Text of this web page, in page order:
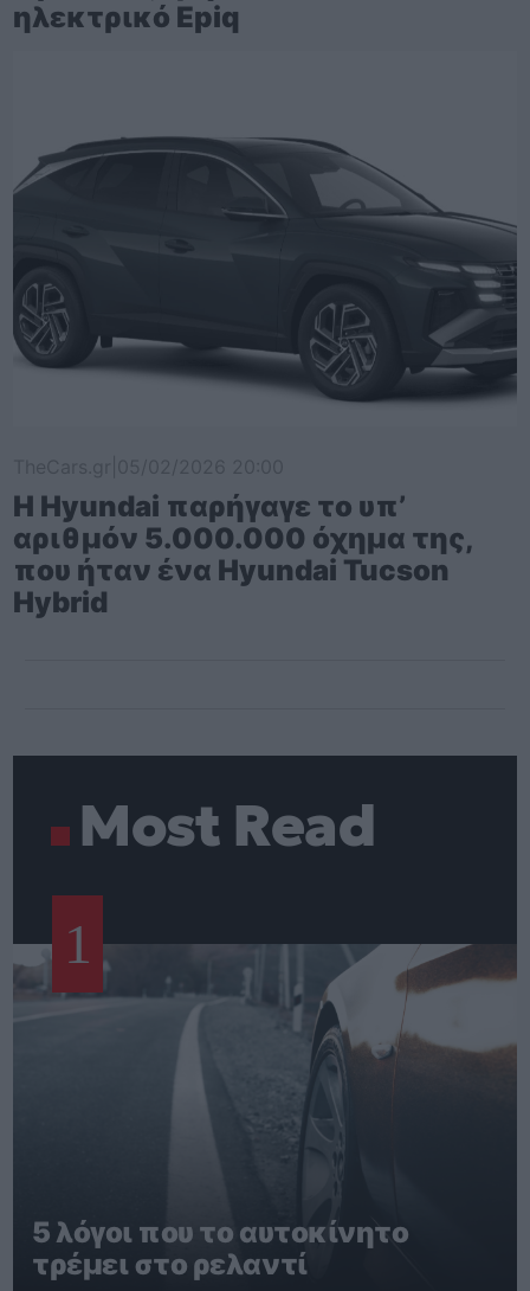
ηλεκτρικό Epiq
Η Hyundai παρήγαγε το υπ’
αριθμόν 5.000.000 όχημα της,
που ήταν ένα Hyundai Tucson
Hybrid
Most Read
1
5 λόγοι που το αυτοκίνητο
τρέμει στο ρελαντί